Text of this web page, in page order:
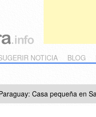
NOTICIA BLOG
Casa pequeña en